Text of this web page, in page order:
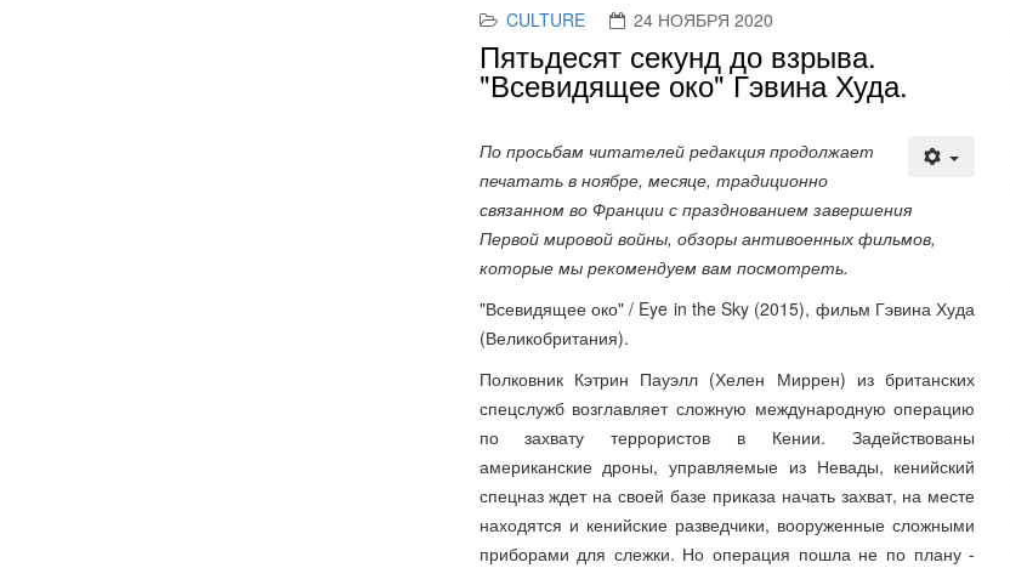
CULTURE 24 НОЯБРЯ 2020
Пятьдесят секунд до взрыва.
"Всевидящее око" Гэвина Худа.
По просьбам читателей редакция продолжает
печатать в ноябре, месяце, традиционно
связанном во Франции с празднованием завершения
Первой мировой войны, обзоры антивоенных фильмов,
которые мы рекомендуем вам посмотреть.
"Всевидящее око" / Eye in the Sky (2015), фильм Гэвина Худа
(Великобритания).
Полковник Кэтрин Пауэлл (Хелен Миррен) из британских
спецслужб возглавляет сложную международную операцию
по захвату террористов в Кении. Задействованы
американские дроны, управляемые из Невады, кенийский
спецназ ждет на своей базе приказа начать захват, на месте
находятся и кенийские разведчики, вооруженные сложными
приборами для слежки. Но операция пошла не по плану -